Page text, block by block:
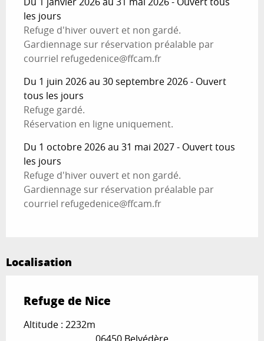
les jours
Refuge d'hiver ouvert et non gardé.
Gardiennage sur réservation préalable par
courriel refugedenice@ffcam.fr
Du 1 juin 2026 au 30 septembre 2026 - Ouvert
tous les jours
Refuge gardé.
Réservation en ligne uniquement.
Du 1 octobre 2026 au 31 mai 2027 - Ouvert tous
les jours
Refuge d'hiver ouvert et non gardé.
Gardiennage sur réservation préalable par
courriel refugedenice@ffcam.fr
Localisation
Refuge de Nice
Altitude : 2232m